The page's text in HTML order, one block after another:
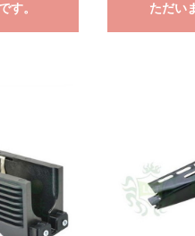
す。 ただい